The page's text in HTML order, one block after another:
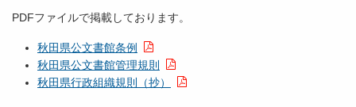
PDFファイルで掲載しております。
秋田県公文書館条例
秋田県公文書館管理規則
秋田県行政組織規則（抄）